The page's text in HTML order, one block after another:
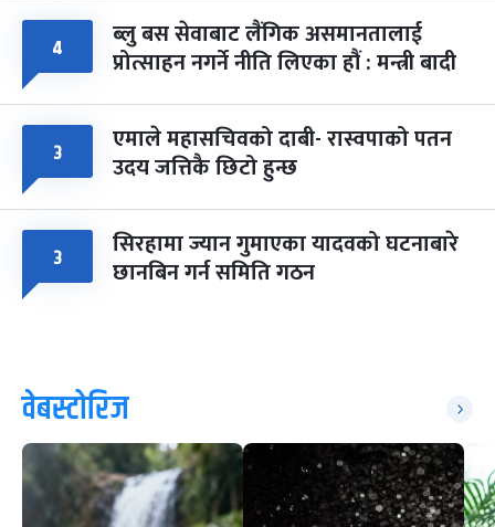
४ ब्लु बस सेवाबाट लैंगिक असमानतालाई
प्रोत्साहन नगर्ने नीति लिएका हौं : मन्त्री बादी
३ एमाले महासचिवको दाबी- रास्वपाको पतन
उदय जत्तिकै छिटो हुन्छ
३ सिरहामा ज्यान गुमाएका यादवको घटनाबारे
छानबिन गर्न समिति गठन
वेबस्टोरिज